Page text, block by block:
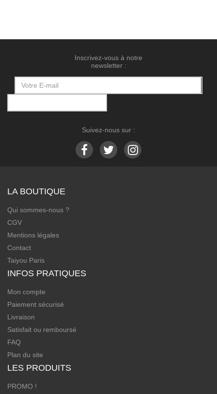
Inscrivez-vous à notre
newsletter :
Suivez-nous sur :
LA BOUTIQUE
Qui sommes-nous ?
CGV
Mentions légales
Contact
Taiyou Paris
INFOS PRATIQUES
Mon compte
Paiement sécurisé
Livraison
Satisfait ou remboursé
FAQ
Plan du site
LES PRODUITS
PROMO !